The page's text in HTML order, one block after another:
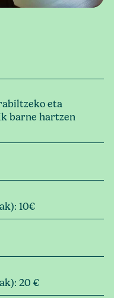
eta
barne hartzen
10€
20 €